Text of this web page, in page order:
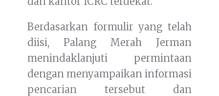
Berdasarkan formulir yang telah
diisi, Palang Merah Jerman
menindaklanjuti permintaan
dengan menyampaikan informasi
pencarian tersebut dan